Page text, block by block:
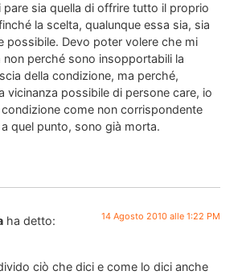
pare sia quella di offrire tutto il proprio
la scelta, qualunque essa sia, sia
possibile. Devo poter volere che mi
non perché sono insopportabili la
della condizione, ma perché,
vicinanza possibile di persone care, io
come non corrispondente
quel punto, sono già morta.
ha detto: 14 Agosto 2010 alle 1:22 PM
ciò che dici e come lo dici anche